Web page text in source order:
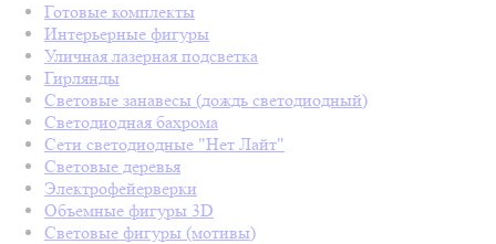
Готовые комплекты
Интерьерные фигуры
Уличная лазерная подсветка
Гирлянды
Световые занавесы (дождь светодиодный)
Светодиодная бахрома
Сети светодиодные "Нет Лайт"
Световые деревья
Электрофейерверки
Объемные фигуры 3D
Световые фигуры (мотивы)